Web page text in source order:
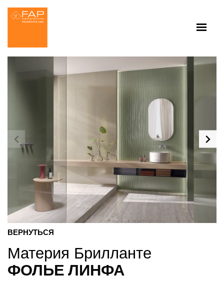
ВЕРНУТЬСЯ
Материя Брилланте
ФОЛЬЕ ЛИНФА